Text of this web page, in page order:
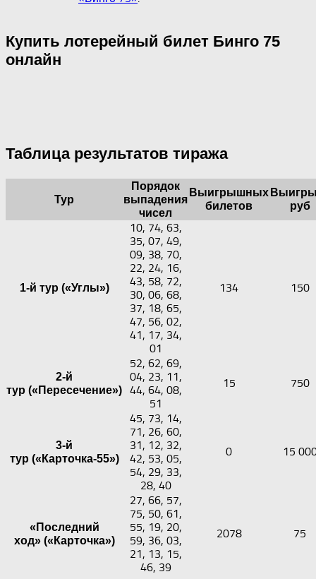
Купить лотерейный билет Бинго 75
онлайн
Таблица результатов тиража
Тур
Порядок
выпадения
чисел
Выигрышных
билетов
руб
1-й тур («Углы»)
10, 74, 63,
35, 07, 49,
09, 38, 70,
22, 24, 16,
43, 58, 72,
30, 06, 68,
37, 18, 65,
47, 56, 02,
41, 17, 34,
01
134 150
2-й
тур («Пересечение»)
52, 62, 69,
04, 23, 11,
44, 64, 08,
51
15 750
3-й
тур («Карточка-55»)
45, 73, 14,
71, 26, 60,
31, 12, 32,
42, 53, 05,
54, 29, 33,
28, 40
0 15
«Последний
ход» («Карточка»)
27, 66, 57,
75, 50, 61,
55, 19, 20,
59, 36, 03,
21, 13, 15,
46, 39
2078 75